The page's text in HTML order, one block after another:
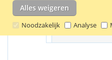
Alles weigeren
Noodzakelijk Analyse
Stijlvolle book case voor de